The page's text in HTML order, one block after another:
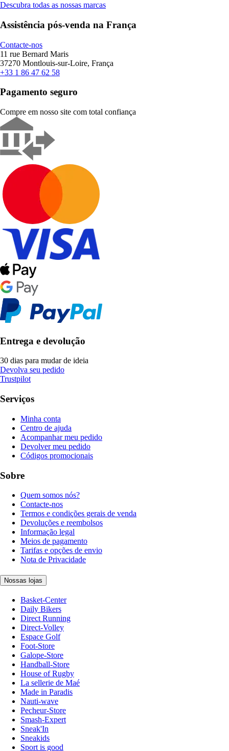
Descubra todas as nossas marcas
Assistência pós-venda na França
Contacte-nos
11 rue Bernard Maris
37270 Montlouis-sur-Loire, França
+33 1 86 47 62 58
Pagamento seguro
Compre em nosso site com total confiança
Entrega e devolução
30 dias para mudar de ideia
Devolva seu pedido
Trustpilot
Serviços
Minha conta
Centro de ajuda
Acompanhar meu pedido
Devolver meu pedido
Códigos promocionais
Sobre
Quem somos nós?
Contacte-nos
Termos e condições gerais de venda
Devoluções e reembolsos
Informação legal
Meios de pagamento
Tarifas e opções de envio
Nota de Privacidade
Nossas lojas
Basket-Center
Daily Bikers
Direct Running
Direct-Volley
Espace Golf
Foot-Store
Galope-Store
Handball-Store
House of Rugby
La sellerie de Maé
Made in Paradis
Nauti-wave
Pecheur-Store
Smash-Expert
Sneak'In
Sneakids
Sport is good